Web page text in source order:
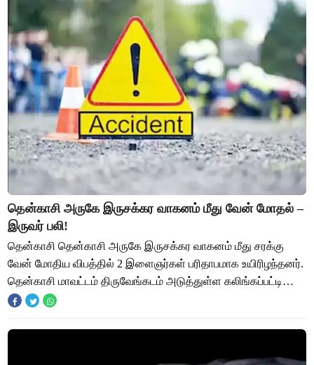
தென்காசி அருகே இருசக்கர வாகனம் மீது வேன் மோதல் –
இருவர் பலி!
தென்காசி தென்காசி அருகே இருசக்கர வாகனம் மீது சரக்கு
வேன் மோதிய விபத்தில் 2 இளைஞர்கள் பரிதாபமாக உயிரிழந்தனர்.
தென்காசி மாவட்டம் திருவேங்கடம் அடுத்துள்ள கலிங்கப்பட்டி
பிள்ளையார்குளத்தை சேர்ந்தவர் கந்தச